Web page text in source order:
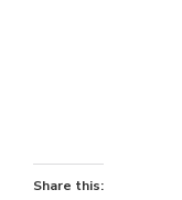
Share this: